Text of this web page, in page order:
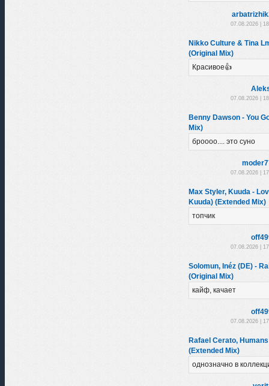
07.08.2026 |
Nikko Culture & Tina
(Original Mix)
Красивое👍
07.08.2026 |
Benny Dawson - You
Mix)
броооо.... это суно
07.08.2026 |
Max Styler, Kuuda -
Kuuda) (Extended Mix)
топчик
07.08.2026 |
Solomun, Inéz (DE) -
(Original Mix)
кайф, качает
07.08.2026 |
Rafael Cerato,
(Extended Mix)
однозначно в